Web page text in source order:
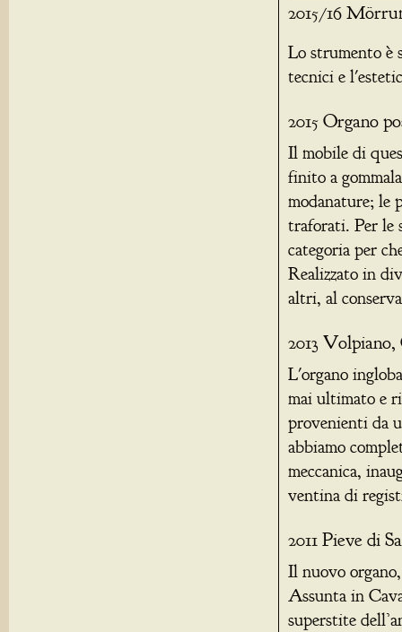
2015/16
Lo strumento è
tecnici e
2015 Organo
Il mobile di
finito a
modanature; le
traforati. Per le
categoria per
Realizzato in
altri, al
2013
L'organo
mai ultimato e
provenienti da
abbiamo
meccanica,
ventina di
2011 Pieve di
Il nuovo
Assunta in
superstite